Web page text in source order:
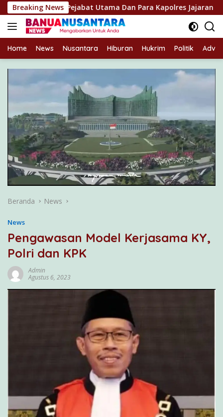
Langsung
ke
konten
Breaking News
Pejabat Utama Dan Para Kapolres Jajaran
Home News Nusantara Hiburan Hukrim Politik
Beranda News
News
Pengawasan Model Kerjasama KY,
Polri dan KPK
Admin
Agustus 6, 2023